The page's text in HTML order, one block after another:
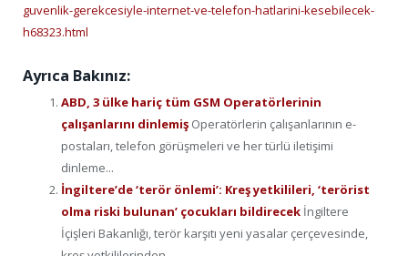
guvenlik-gerekcesiyle-internet-ve-telefon-hatlarini-kesebilecek-
h68323.html
Ayrıca Bakınız:
ABD, 3 ülke hariç tüm GSM Operatörlerinin
çalışanlarını dinlemiş Operatörlerin çalışanlarının e-
postaları, telefon görüşmeleri ve her türlü iletişimi
dinleme...
İngiltere’de ‘terör önlemi’: Kreş yetkilileri, ‘terörist
olma riski bulunan’ çocukları bildirecek İngiltere
İçişleri Bakanlığı, terör karşıtı yeni yasalar çerçevesinde,